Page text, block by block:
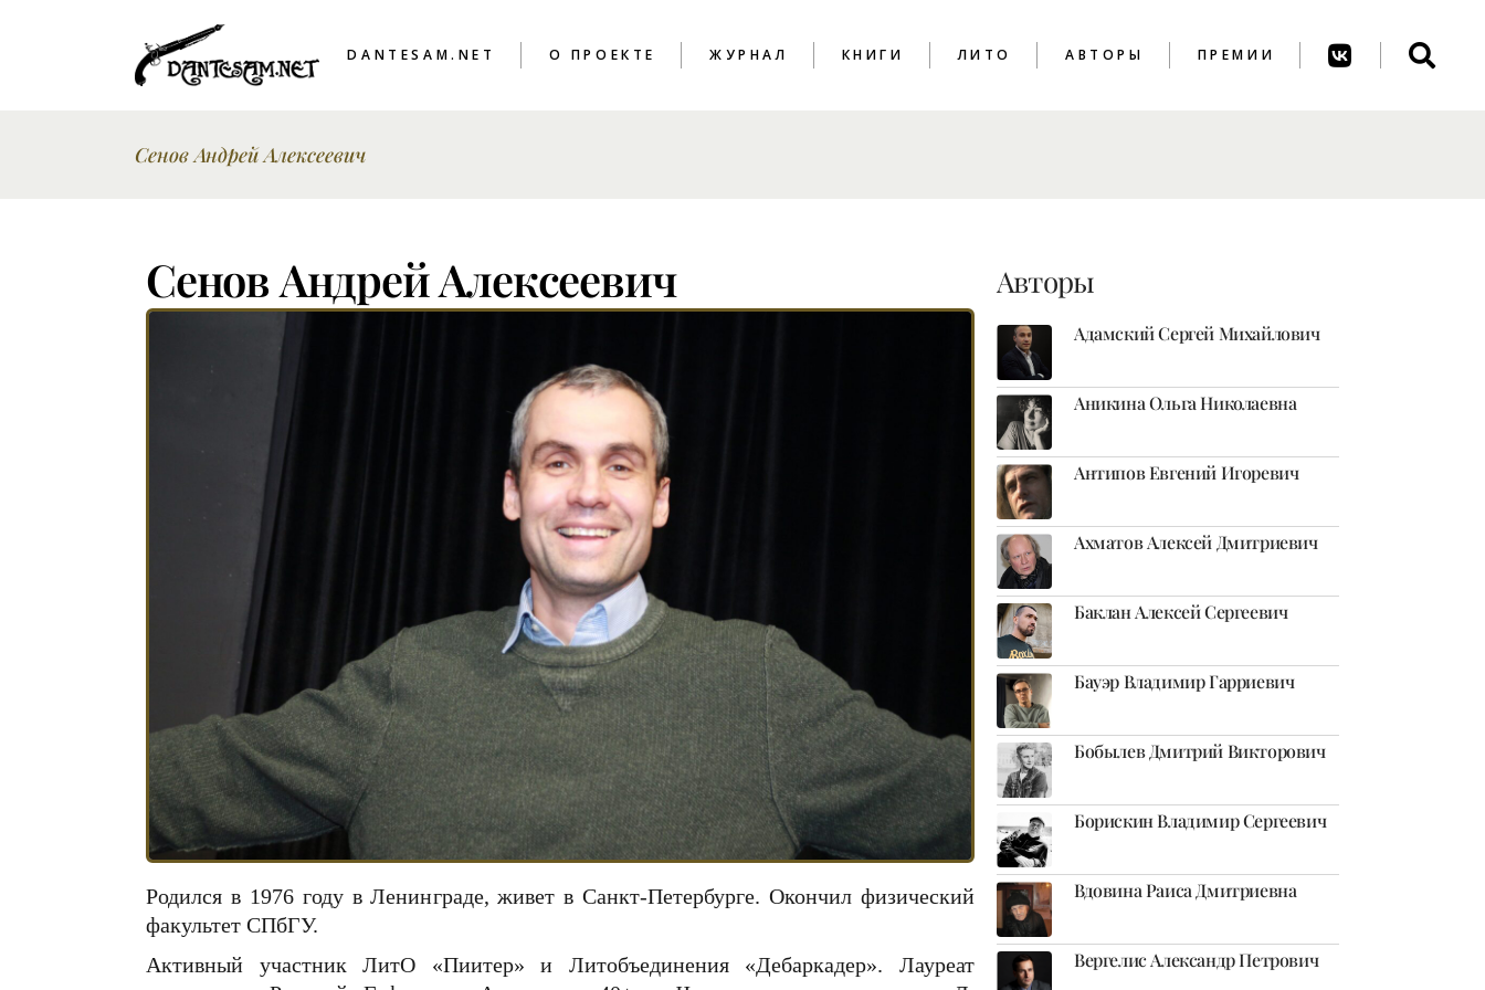
DANTESAM.NET О ПРОЕКТЕ ЖУРНАЛ КНИГИ ЛИТО АВТОРЫ ПРЕМИИ
Сенов Андрей Алексеевич
Сенов Андрей Алексеевич
Родился в 1976 году в Ленинграде, живет в Санкт-Петербурге. Окончил физический
факультет СПбГУ.
Активный участник ЛитО «Пиитер» и Литобъединения «Дебаркадер». Лауреат
Авторы
Адамский Сергей Михайлович
Аникина Ольга Николаевна
Антипов Евгений Игоревич
Ахматов Алексей Дмитриевич
Баклан Алексей Сергеевич
Бауэр Владимир Гарриевич
Бобылев Дмитрий Викторович
Борискин Владимир Сергеевич
Вдовина Раиса Дмитриевна
Вергелис Александр Петрович